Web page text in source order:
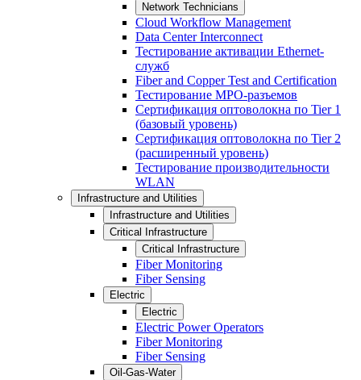
Network Technicians
Cloud Workflow Management
Data Center Interconnect
Тестирование активации Ethernet-
служб
Fiber and Copper Test and Certification
Тестирование МРО-разъемов
Сертификация оптоволокна по Tier 1
(базовый уровень)
Сертификация оптоволокна по Tier 2
(расширенный уровень)
Тестирование производительности
WLAN
Infrastructure and Utilities
Infrastructure and Utilities
Critical Infrastructure
Critical Infrastructure
Fiber Monitoring
Fiber Sensing
Electric
Electric
Electric Power Operators
Fiber Monitoring
Fiber Sensing
Oil-Gas-Water